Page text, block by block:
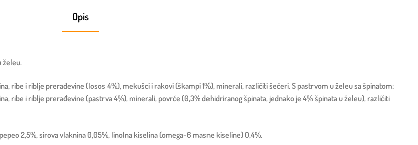
Opis
želeu.
ribe i riblje prerađevine (losos 4%), mekušci i rakovi (škampi 1%), minerali, različiti šećeri. S pastrvom u želeu sa špinatom:
ribe i riblje prerađevine (pastrva 4%), minerali, povrće (0,3% dehidriranog špinata, jednako je 4% špinata u želeu), različiti
2,5%, sirova vlaknina 0,05%, linolna kiselina (omega-6 masne kiseline) 0,4%.